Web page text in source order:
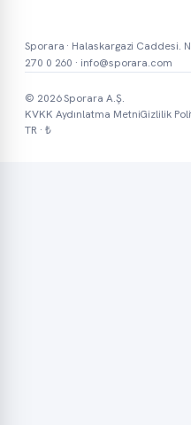
Sporara · Halaskargazi Caddesi.
270 0 260 · info@sporara.com
© 2026 Sporara A.Ş.
KVKK Aydınlatma MetniGizlilik
TR · ₺